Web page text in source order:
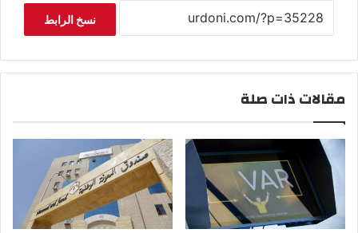
نسخ الرابط
مقالات ذات صلة